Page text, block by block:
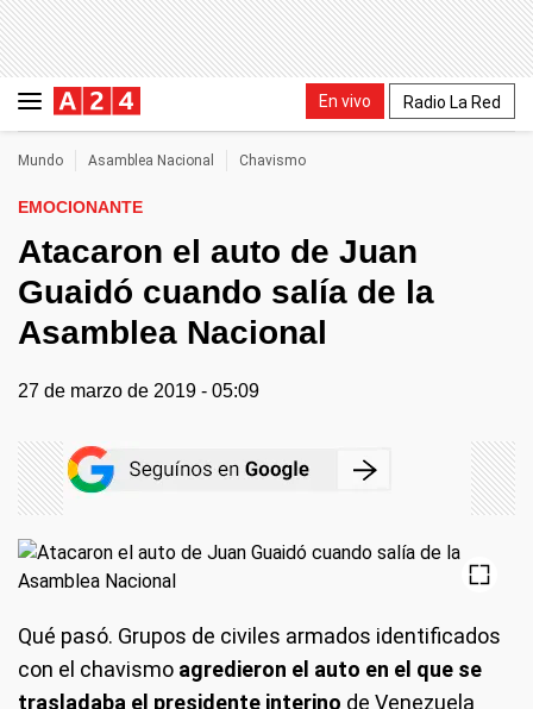
En vivo Radio La Red
Mundo Asamblea Nacional Chavismo
EMOCIONANTE
Atacaron el auto de Juan
Guaidó cuando salía de la
Asamblea Nacional
27 de marzo de 2019 - 05:09
Qué pasó. Grupos de civiles armados identificados
con el chavismo agredieron el auto en el que se
trasladaba el presidente interino de Venezuela